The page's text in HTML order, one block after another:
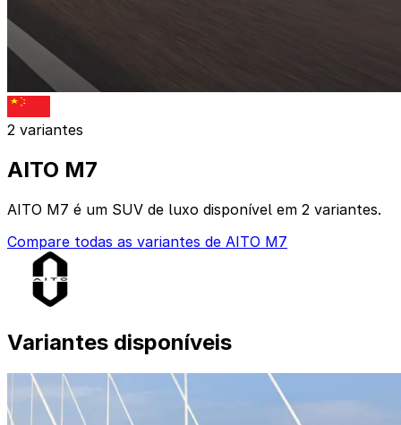
2 variantes
AITO M7
AITO M7 é um SUV de luxo disponível em 2 variantes.
Compare todas as variantes de AITO M7
Variantes disponíveis